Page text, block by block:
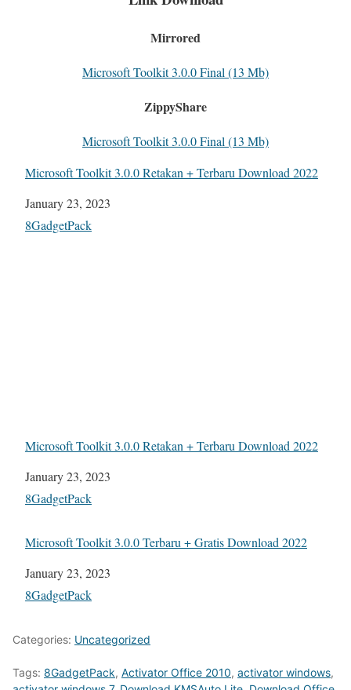
Mirrored
Microsoft Toolkit 3.0.0 Final (13 Mb)
ZippyShare
Microsoft Toolkit 3.0.0 Final (13 Mb)
Microsoft Toolkit 3.0.0 Retakan + Terbaru Download 2022
Date
January 23, 2023
In relation to
8GadgetPack
Microsoft Toolkit 3.0.0 Retakan + Terbaru Download 2022
Date
January 23, 2023
In relation to
8GadgetPack
Microsoft Toolkit 3.0.0 Terbaru + Gratis Download 2022
Date
January 23, 2023
In relation to
8GadgetPack
Categories: Uncategorized
Tags: 8GadgetPack, Activator Office 2010, activator windows,